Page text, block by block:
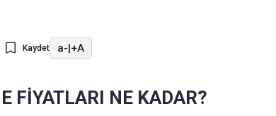
Kaydet a-|+A
FİYATLARI NE KADAR?